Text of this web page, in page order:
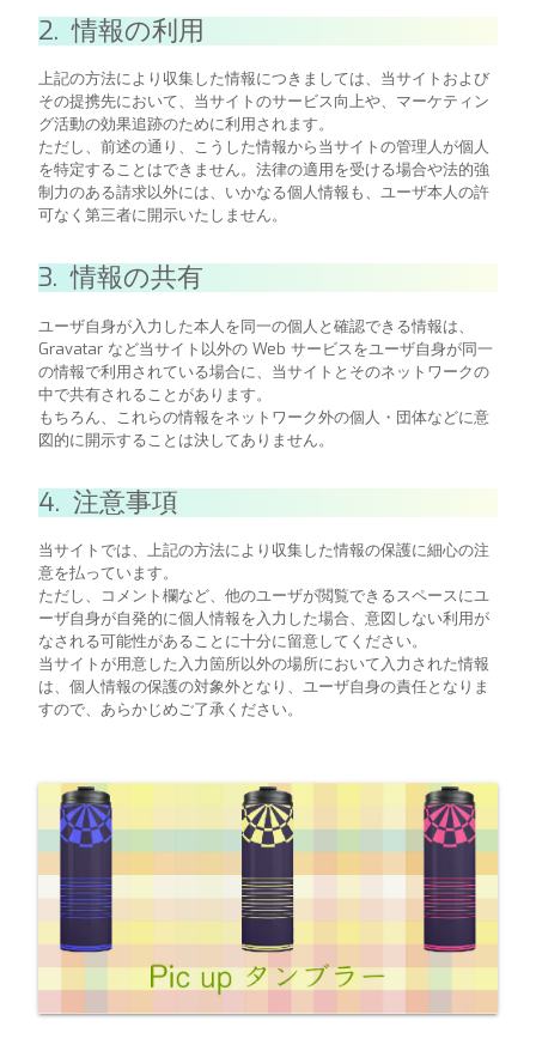
2. 情報の利用
上記の方法により収集した情報につきましては、当サイトおよび
その提携先において、当サイトのサービス向上や、マーケティン
グ活動の効果追跡のために利用されます。
ただし、前述の通り、こうした情報から当サイトの管理人が個人
を特定することはできません。法律の適用を受ける場合や法的強
制力のある請求以外には、いかなる個人情報も、ユーザ本人の許
可なく第三者に開示いたしません。
3. 情報の共有
ユーザ自身が入力した本人を同一の個人と確認できる情報は、
Gravatar など当サイト以外の Web サービスをユーザ自身が同一
の情報で利用されている場合に、当サイトとそのネットワークの
中で共有されることがあります。
もちろん、これらの情報をネットワーク外の個人・団体などに意
図的に開示することは決してありません。
4. 注意事項
当サイトでは、上記の方法により収集した情報の保護に細心の注
意を払っています。
ただし、コメント欄など、他のユーザが閲覧できるスペースにユ
ーザ自身が自発的に個人情報を入力した場合、意図しない利用が
なされる可能性があることに十分に留意してください。
当サイトが用意した入力箇所以外の場所において入力された情報
は、個人情報の保護の対象外となり、ユーザ自身の責任となりま
すので、あらかじめご了承ください。